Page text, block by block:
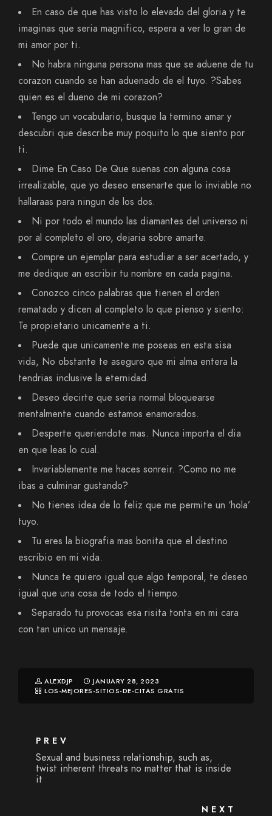
En caso de que has visto lo elevado del gloria y te
imaginas que seri­a magnifico, espera a ver lo gran de
mi amor por ti.
No habra ninguna persona mas que se aduene de tu
corazon cuando se han aduenado de el tuyo. ?Sabes
quien es el dueno de mi corazon?
Tengo un vocabulario, busque la termino amar y
descubri que describe muy poquito lo que siento por
ti.
Dime En Caso De Que suenas con alguna cosa
irrealizable, que yo deseo ensenarte que lo inviable no
hallaraas para ningun de los dos.
Ni por todo el mundo las diamantes del universo ni
por al completo el oro, dejaria sobre amarte.
Compre un ejemplar para estudiar a ser acertado, y
me dedique an escribir tu nombre en cada pagina.
Conozco cinco palabras que tienen el orden
rematado y dicen al completo lo que pienso y siento:
Te propietario unicamente a ti.
Puede que unicamente me poseas en esta sisa
vida, No obstante te aseguro que mi alma entera la
tendri­as inclusive la eternidad.
Deseo decirte que seri­a normal bloquearse
mentalmente cuando estamos enamorados.
Desperte queriendote mas. Nunca importa el dia
en que leas lo cual.
Invariablemente me haces sonreir. ?Como no me
ibas a culminar gustando?
No tienes idea de lo feliz que me permite un ‘hola’
tuyo.
Tu eres la biografia mas bonita que el destino
escribio en mi vida.
Nunca te quiero igual que algo temporal, te deseo
igual que una cosa de todo el tiempo.
Separado tu provocas esa risita tonta en mi cara
con tan unico un mensaje.
ALEXDJP
JANUARY 28, 2023
LOS-MEJORES-SITIOS-DE-CITAS GRATIS
PREV
Sexual and business relationship, such as,
twist inherent threats no matter that is inside
it
NEXT